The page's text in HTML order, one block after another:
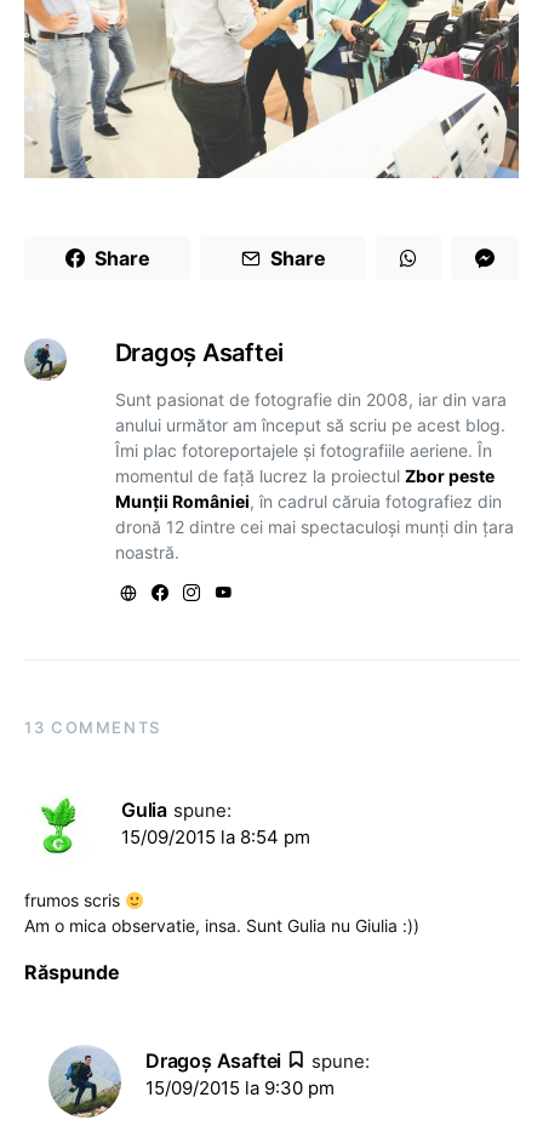
Share Share
Dragoş Asaftei
Sunt pasionat de fotografie din 2008, iar din vara
anului următor am început să scriu pe acest blog.
Îmi plac fotoreportajele și fotografiile aeriene. În
momentul de față lucrez la proiectul Zbor peste
Munții României, în cadrul căruia fotografiez din
dronă 12 dintre cei mai spectaculoși munți din țara
noastră.
13 COMMENTS
Gulia spune:
15/09/2015 la 8:54 pm
frumos scris
Am o mica observatie, insa. Sunt Gulia nu Giulia :))
Răspunde
Dragoş Asaftei
spune:
15/09/2015 la 9:30 pm